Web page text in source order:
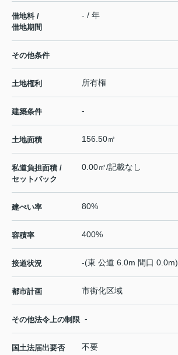
借地料 /
借地期間
- / 年
その他条件
土地権利 所有権
建築条件 -
土地面積 156.50㎡
私道負担面積 /
セットバック
0.00㎡/記載なし
建ぺい率 80%
容積率 400%
接道状況 -(東 公道 6.0m 間口 0.0m)
都市計画 市街化区域
その他法令上の制限 -
国土法届出要否 不要